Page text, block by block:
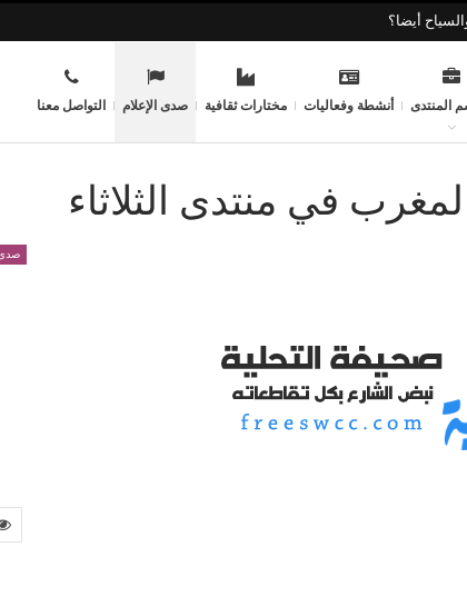
أيضا؟
المنتدى أنشطة وفعاليات مختارات ثقافية صدى الإعلام التواصل معنا
في منتدى الثلاثاء
صدى